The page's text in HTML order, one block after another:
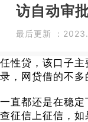
访自动审
最后更新 ：
任性贷，该口子
录，网贷借的不多
一直都还是在稳
查征信上征信，如